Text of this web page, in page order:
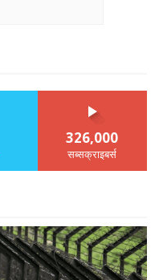
326,000
सब्सक्राइबर्स